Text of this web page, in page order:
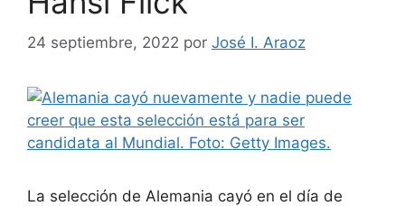
24 septiembre, 2022 por José I. Araoz
La selección de Alemania cayó en el día de